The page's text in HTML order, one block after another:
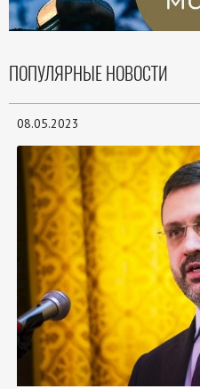
ПОПУЛЯРНЫЕ НОВОСТИ
08.05.2023